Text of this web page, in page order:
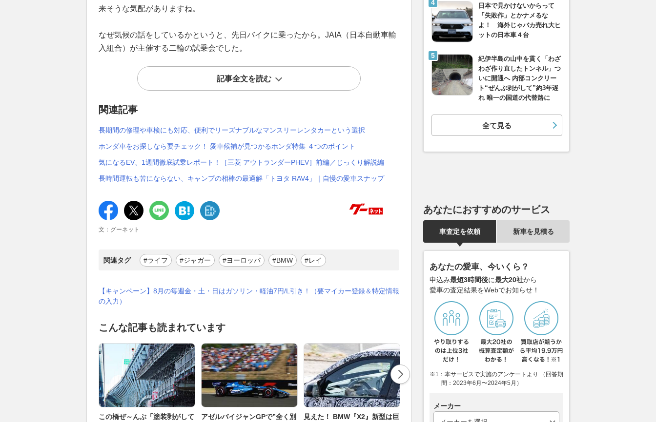
来そうな気配がありますね。
なぜ気候の話をしているかというと、先日バイクに乗ったから。JAIA（日本自動車輸
入組合）が主催する二輪の試乗会でした。
記事全文を読む
関連記事
長期間の修理や車検にも対応、便利でリーズナブルなマンスリーレンタカーという選択
ホンダ車をお探しなら要チェック！ 愛車候補が見つかるホンダ特集 ４つのポイント
気になるEV、1週間徹底試乗レポート！［三菱 アウトランダーPHEV］前編／じっくり解説編
長時間運転も苦にならない、キャンプの相棒の最適解「トヨタ RAV4」｜自慢の愛車スナップ
文：グーネット
関連タグ #ライフ #ジャガー #ヨーロッパ #BMW #レイ
【キャンペーン】8月の毎週金・土・日はガソリン・軽油7円/L引き！（要マイカー登録＆特定情報
の入力）
こんな記事も読まれています
この橋ぜ～んぶ「塗装剥がして
アゼルバイジャンGPで”全く別
見えた！ BMW『X2』新型は巨
日本で見かけないからって
「失敗作」とかナメるな
よ！ 海外じゃバカ売れ大ヒ
ットの日本車４台
紀伊半島の山中を貫く「わざ
わざ作り直したトンネル」つ
いに開通へ 内部コンクリー
ト“ぜんぶ剥がして”約3年遅
れ 唯一の国道の代替路に
全て見る
あなたにおすすめのサービス
車査定を依頼 新車を見積る
あなたの愛車、今いくら？
申込み最短3時間後に最大20社から
愛車の査定結果をWebでお知らせ！
※1：本サービスで実施のアンケートより （回答期
間：2023年6月〜2024年5月）
メーカー